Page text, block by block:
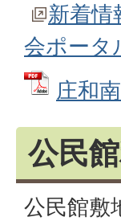
新着情
会ポータ
庄和
公民
公民館敷